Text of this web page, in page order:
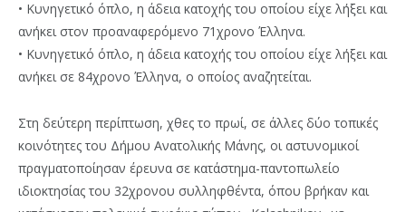
• Κυνηγετικό όπλο, η άδεια κατοχής του οποίου είχε λήξει και
ανήκει στον προαναφερόμενο 71χρονο Έλληνα.
• Κυνηγετικό όπλο, η άδεια κατοχής του οποίου είχε λήξει και
ανήκει σε 84χρονο Έλληνα, ο οποίος αναζητείται.
Στη δεύτερη περίπτωση, χθες το πρωί, σε άλλες δύο τοπικές
κοινότητες του Δήμου Ανατολικής Μάνης, οι αστυνομικοί
πραγματοποίησαν έρευνα σε κατάστημα-παντοπωλείο
ιδιοκτησίας του 32χρονου συλληφθέντα, όπου βρήκαν και